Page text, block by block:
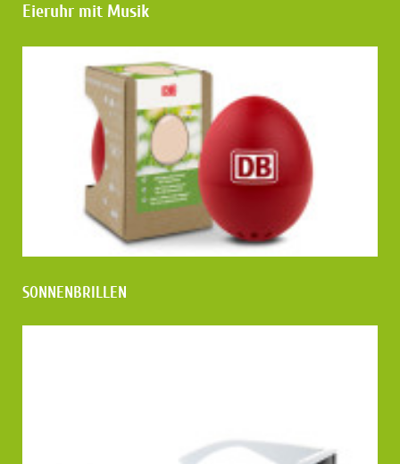
Eieruhr mit Musik
SONNENBRILLEN